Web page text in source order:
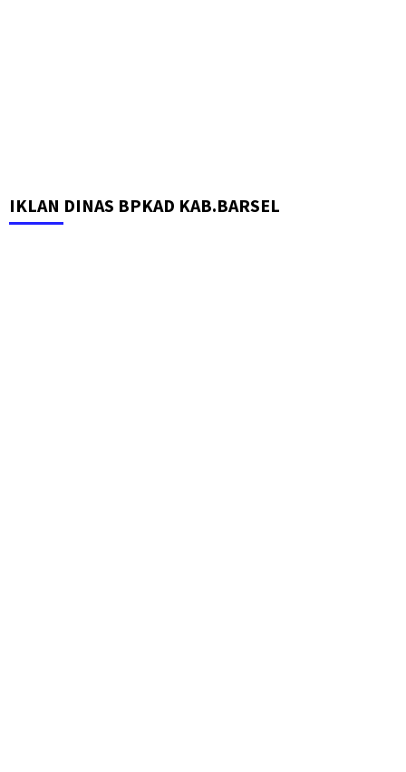
IKLAN DINAS BPKAD KAB.BARSEL